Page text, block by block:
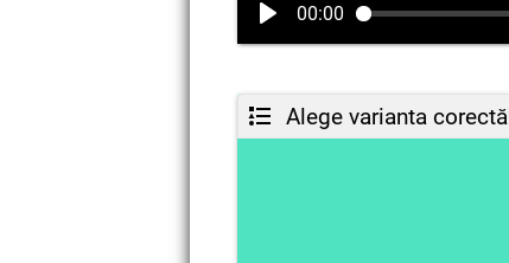
00:00
Alege varianta